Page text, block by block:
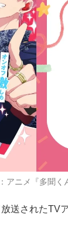
アニメ『多聞く
送されたTV